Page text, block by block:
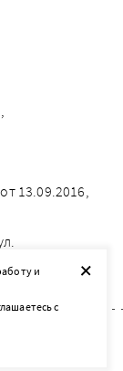
+
и
с
13.09.2016,
— SLAM